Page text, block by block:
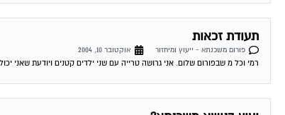
תעודת זכאות
פורום משכנתא - ייעוץ ומיחזור
אוקטובר 10, 2004
רמי וכל מ שבפורום שלום. אני גרושה טרייה עם שני ילדים קטנים ויודעת שאני